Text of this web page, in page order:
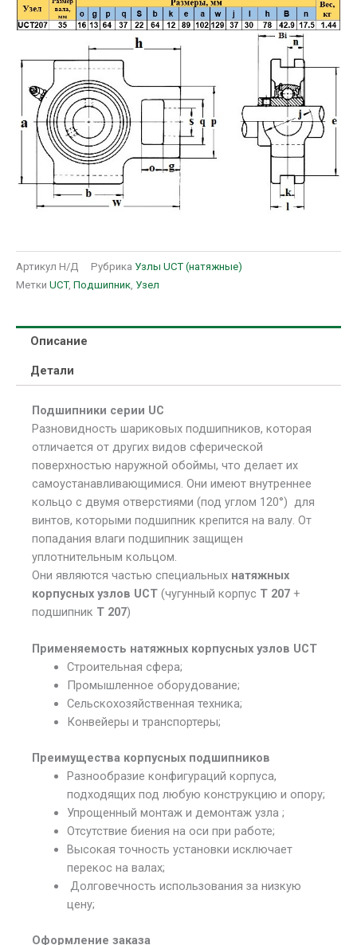
Артикул Н/Д Рубрика Узлы UCT (натяжные)
Метки UCT, Подшипник Узел
Описание
Детали
Подшипники серии UC
Разновидность шариковых подшипников, которая
отличается от других видов сферической
поверхностью наружной обоймы, что делает их
самоустанавливающимися. Они имеют внутреннее
кольцо с двумя отверстиями (под углом 120°) для
винтов, которыми подшипник крепится на валу. От
попадания влаги подшипник защищен
уплотнительным кольцом.
Они являются частью специальных натяжных
корпусных узлов UCT (чугунный корпус T 207 +
подшипник T 207)
Применяемость натяжных корпусных узлов UCT
Строительная сфера;
Промышленное оборудование;
Сельскохозяйственная техника;
Конвейеры и транспортеры;
Преимущества корпусных подшипников
Разнообразие конфигураций корпуса,
подходящих под любую конструкцию и опору;
Упрощенный монтаж и демонтаж узла ;
Отсутствие биения на оси при работе;
Высокая точность установки исключает
перекос на валах;
Долговечность использования за низкую
цену;
Оформление заказа